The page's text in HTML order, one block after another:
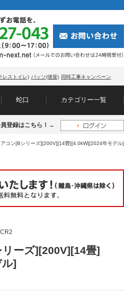
レストイレ) パッソ(便座) 同時工事キャンペーン
蛇口 カテゴリー一覧
登録はこちら！→
アコン[Bシリーズ][200V][14畳][4.0kW][2024年モデル]
ーズ][200V][14畳]
]